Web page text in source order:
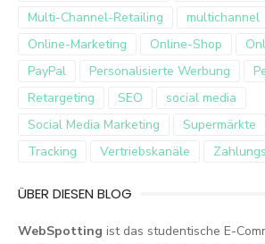
Multi-Channel-Retailing
multichannel
Online-Marketing
Online-Shop
PayPal
Personalisierte Werbung
Retargeting
SEO
social media
Social Media Marketing
Supermärkte
Tracking
Vertriebskanäle
ÜBER DIESEN BLOG
WebSpotting ist das studentische E-